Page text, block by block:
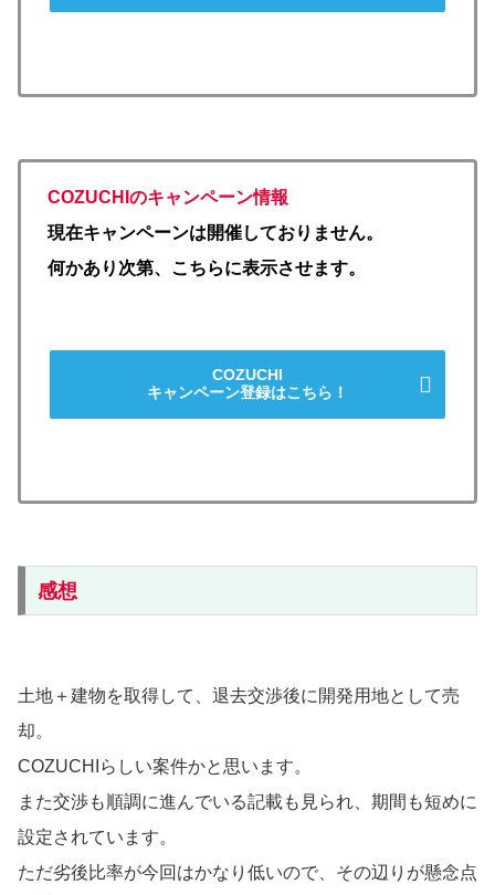
COZUCHIのキャンペーン情報
現在キャンペーンは開催しておりません。
何かあり次第、こちらに表示させます。
COZUCHI
キャンペーン登録はこちら！
感想
土地＋建物を取得して、退去交渉後に開発用地として売
却。
COZUCHIらしい案件かと思います。
また交渉も順調に進んでいる記載も見られ、期間も短めに
設定されています。
ただ劣後比率が今回はかなり低いので、その辺りが懸念点